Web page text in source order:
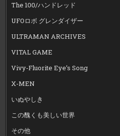
The 100/ハンドレッド
UFOロボ グレンダイザー
ULTRAMAN ARCHIVES
VITAL GAME
Vivy-Fluorite Eye’s Song
X-MEN
いぬやしき
この醜くも美しい世界
その他